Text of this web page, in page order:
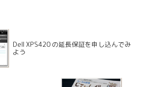
Dell XPS420 の延長保証を申し込んでみ
よう